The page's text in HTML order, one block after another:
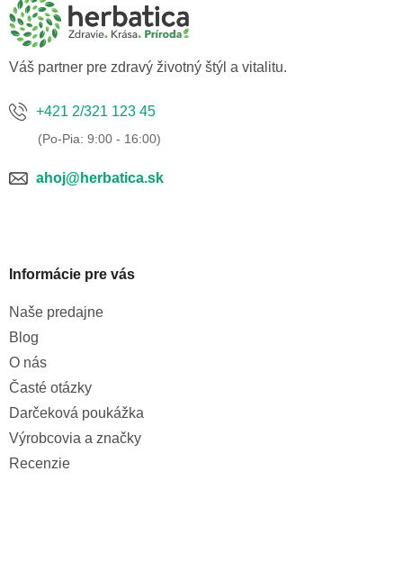
Váš partner pre zdravý životný štýl a vitalitu.
+421 2/321 123 45
ahoj@herbatica.sk
Informácie pre vás
Naše predajne
Blog
O nás
Časté otázky
Darčeková poukážka
Výrobcovia a značky
Recenzie